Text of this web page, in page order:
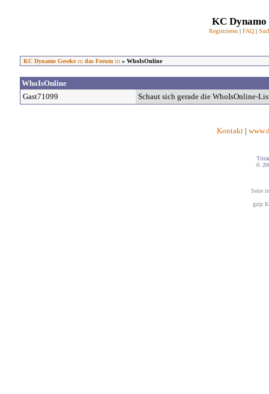
KC
Registrieren | FAQ |
KC Dynamo Geseke ::: das Forum :::» WhoIsOnline
WhoIsOnline
Gast71099
Schaut sich gerade die WhoIsOnline-
Kontakt|
©
Seite
gzip